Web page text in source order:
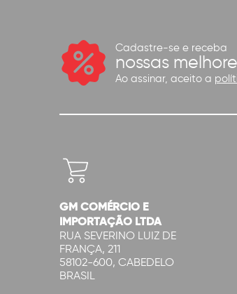
Cadastre-se e receba
nossas
Ao assinar, aceito a
GM COMÉRCIO E
IMPORTAÇÃO LTDA
RUA SEVERINO LUIZ DE
FRANÇA, 211
58102-600, CABEDELO
BRASIL